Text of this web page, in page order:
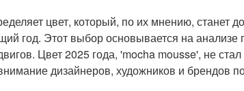
цвет, который, по их мнению,
год. Этот выбор основывается на анализе
Цвет 2025 года, 'mocha mousse', не
дизайнеров, художников и брендов